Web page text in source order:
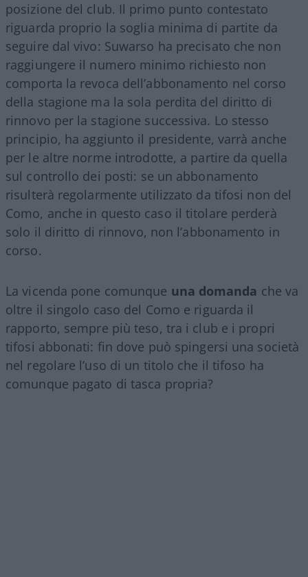
posizione del club. Il primo punto contestato
riguarda proprio la soglia minima di partite da
seguire dal vivo: Suwarso ha precisato che non
raggiungere il numero minimo richiesto non
comporta la revoca dell’abbonamento nel corso
della stagione ma la sola perdita del diritto di
rinnovo per la stagione successiva. Lo stesso
principio, ha aggiunto il presidente, varrà anche
per le altre norme introdotte, a partire da quella
sul controllo dei posti: se un abbonamento
risulterà regolarmente utilizzato da tifosi non del
Como, anche in questo caso il titolare perderà
solo il diritto di rinnovo, non l’abbonamento in
corso.
La vicenda pone comunque una domanda che va
oltre il singolo caso del Como e riguarda il
rapporto, sempre più teso, tra i club e i propri
tifosi abbonati: fin dove può spingersi una società
nel regolare l’uso di un titolo che il tifoso ha
comunque pagato di tasca propria?